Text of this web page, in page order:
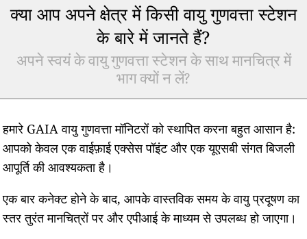
क्या आप अपने क्षेत्र में किसी वायु गुणवत्ता स्टेशन
के बारे में जानते हैं?
अपने स्वयं के वायु गुणवत्ता स्टेशन के साथ मानचित्र में
भाग क्यों न लें?
हमारे GAIA वायु गुणवत्ता मॉनिटरों को स्थापित करना बहुत आसान है:
आपको केवल एक वाईफ़ाई एक्सेस पॉइंट और एक यूएसबी संगत बिजली
आपूर्ति की आवश्यकता है।
एक बार कनेक्ट होने के बाद, आपके वास्तविक समय के वायु प्रदूषण का
स्तर तुरंत मानचित्रों पर और एपीआई के माध्यम से उपलब्ध हो जाएगा।